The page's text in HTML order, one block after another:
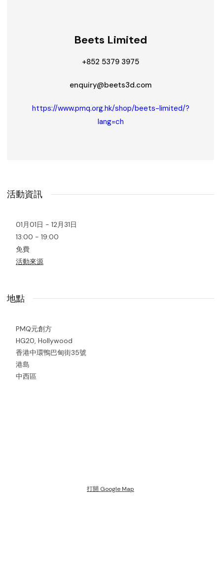
Beets Limited
+852 5379 3975⁠
enquiry@beets3d.com
https://www.pmq.org.hk/shop/beets-limited/?
lang=ch
活動資訊
01月01日 - 12月31日
13:00 - 19:00
免費
活動來源
地點
PMQ元創方
HG20, Hollywood
香港中環鴨巴甸街35號
港島
中西區
打開 Google Map